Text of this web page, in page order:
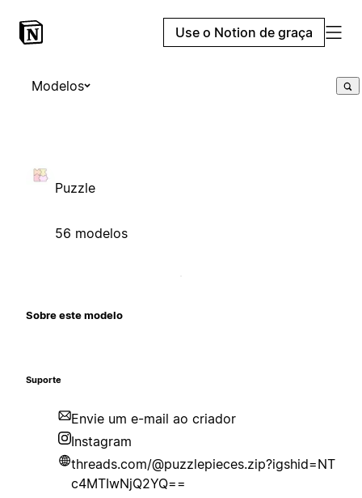
Use o Notion de graça
Modelos
Puzzle
56 modelos
Sobre este modelo
Suporte
Envie um e-mail ao criador
Instagram
threads.com/@puzzlepieces.zip?igshid=NT
c4MTIwNjQ2YQ==